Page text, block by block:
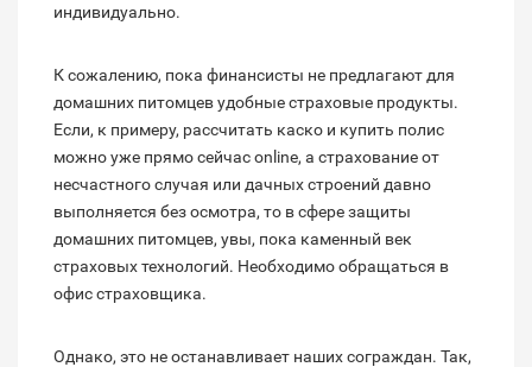
индивидуально.
К сожалению, пока финансисты не предлагают для
домашних питомцев удобные страховые продукты.
Если, к примеру, рассчитать каско и купить полис
можно уже прямо сейчас online, а страхование от
несчастного случая или дачных строений давно
выполняется без осмотра, то в сфере защиты
домашних питомцев, увы, пока каменный век
страховых технологий. Необходимо обращаться в
офис страховщика.
Однако, это не останавливает наших сограждан. Так,